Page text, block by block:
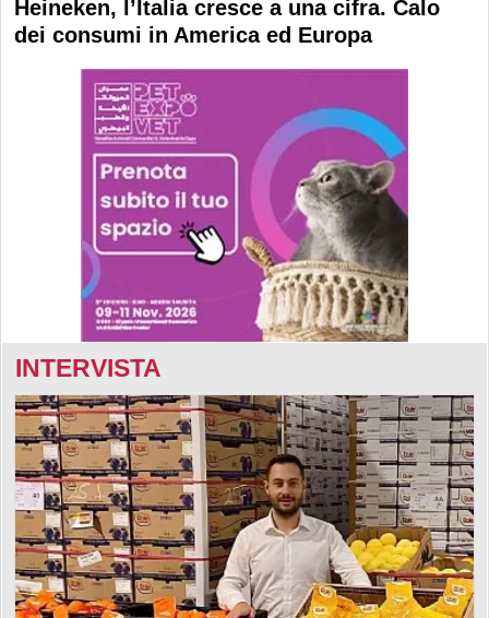
Heineken, l’Italia cresce a una cifra. Calo
dei consumi in America ed Europa
INTERVISTA